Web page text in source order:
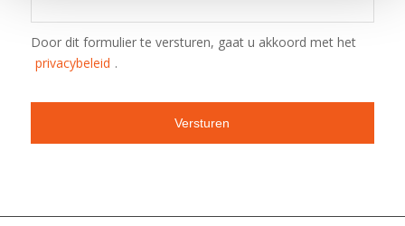
Door dit formulier te versturen, gaat u akkoord met het
privacybeleid .